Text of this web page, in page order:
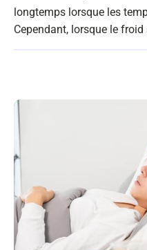
longtemps lorsque les
Cependant, lorsque le